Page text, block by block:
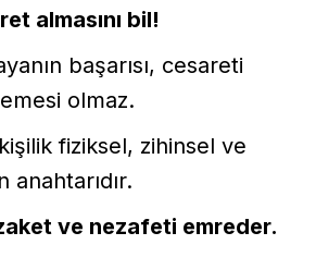
almasını bil!
başarısı, cesareti
olmaz.
fiziksel, zihinsel ve
anahtarıdır.
ve nezafeti emreder.